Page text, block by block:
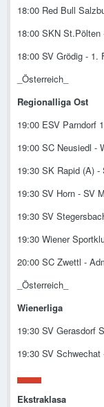
18:00 Red Bull
18:00 SKN
18:00 SV Grödig - 1.
_Österreich_
Regionalliga Ost
19:00 ESV Parndorf
19:00 SC Neusiedl -
19:30 SK Rapid (A) -
19:30 SV Horn - SV
19:30 SV
19:30 Wiener
20:00 SC Zwettl -
_Österreich_
Wienerliga
19:30 SV Gerasdorf
19:30 SV
Ekstraklasa